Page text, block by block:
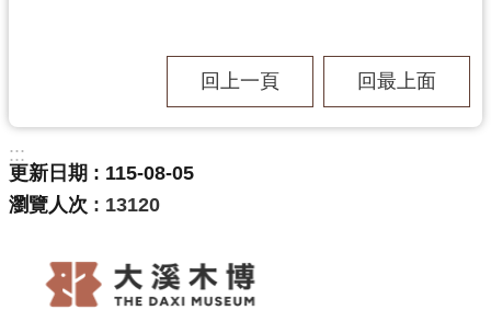
回上一頁 回最上面
:::
更新日期
115-08-05
瀏覽人次
13120